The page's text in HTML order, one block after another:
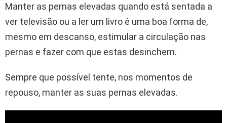
Manter as pernas elevadas quando está sentada a
ver televisão ou a ler um livro é uma boa forma de,
mesmo em descanso, estimular a circulação nas
pernas e fazer com que estas desinchem.
Sempre que possível tente, nos momentos de
repouso, manter as suas pernas elevadas.